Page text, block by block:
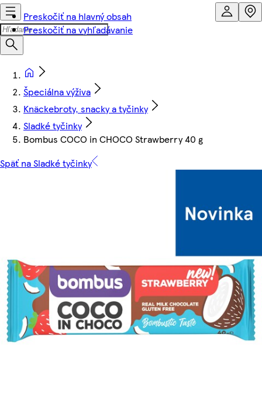
Preskočiť na hlavný obsah
Preskočiť na vyhľadávanie
Špeciálna výživa
Knäckebroty, snacky a tyčinky
Sladké tyčinky
Bombus COCO in CHOCO Strawberry 40 g
Späť na Sladké tyčinky